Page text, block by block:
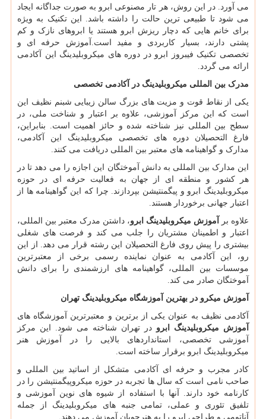
می آورد. در این روش، هر تار مصنوعی ابرو به صورت جداگانه ایجاد
می شود تا طبیعی ترین حالت را داشته باشد. این تکنیک به ویژه
برای خانم هایی که دچار ریزش ابرو هستند یا ابروهای نازک و کم
پشتی دارند، بسیار کاربردی و مفید است.آموزش حرفه ای و
تخصصی تکنیک فیبروز ابرو در دوره های میکروبلیدینگ این آکادمی
ارائه می گردد.
مدرک بین المللی میکروبلیدینگ در آکادمی تخصصی
یکی از نقاط قوت و مزیت های بزرگ سالن زیبایی شبنم نظیف این
است که این مرکز آموزشی، علاوه بر اعتبار و شناخت ملی، در
سطح بین المللی نیز شناخته شده و حائز اهمیت است. بنابراین،
فارغ التحصیلان دوره های تخصصی میکروبلیدینگ این آکادمی،
مدارک و گواهینامه های معتبر بین المللی دریافت می کنند.
این مدارک بین المللی به دانش آموختگان این اجازه را می دهد تا در
هر کشور و منطقه ای از جهان به فعالیت حرفه ای در حوزه
میکروبلیدینگ ابرو و پیگمنتیشن بپردازند. چرا که این گواهینامه ها از
اعتبار جهانی برخوردار هستند.
علاوه بر
آموزش میکروبلیدینگ ابرو، داشتن مدرک معتبر بین المللی،
اعتبار و اطمینان مشتریان را جلب می کند و فرصت های شغلی
بیشتری را پیش روی فارغ التحصیلان این رشته قرار می دهد. از این
رو، این آکادمی به عنوان نماینده رسمی برخی از معتبرترین
موسسات بین المللی، گواهینامه های ارزشمندی را برای دانش
آموختگان صادر می کند.
آموزش میکرو در بهترین آموزشگاه میکروبلیدینگ تهران
آکادمی نظیف به عنوان یکی از برترین و معتبرترین آموزشگاه های
آموزش میکروبلیدینگ ابرو در تهران شناخته می شود. این مرکز
آموزشی تخصصی، استانداردهای بالایی را در آموزش هنر
میکروبلیدینگ ابرو برقرار ساخته است.
کادر مجرب و حرفه ای آکادمی متشکل از اساتید بین المللی و
صاحب نامی است که سال ها تجربه در حوزه میکروپیگمنتیشن را در
کارنامه خود دارند. آنها با استفاده از شیوه های نوین آموزشی و
تلفیق تئوری و عملی، تمامی جنبه های میکروبلیدینگ از جمله
آناتومی و طراحی ابرو را به هنرجویان آموزش می دهند.